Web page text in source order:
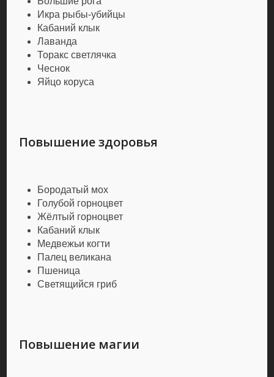
Икра рыбы-убийцы
Кабаний клык
Лаванда
Торакс светлячка
Чеснок
Яйцо коруса
Повышение здоровья
Бородатый мох
Голубой горноцвет
Жёлтый горноцвет
Кабаний клык
Медвежьи когти
Палец великана
Пшеница
Светящийся гриб
Повышение магии